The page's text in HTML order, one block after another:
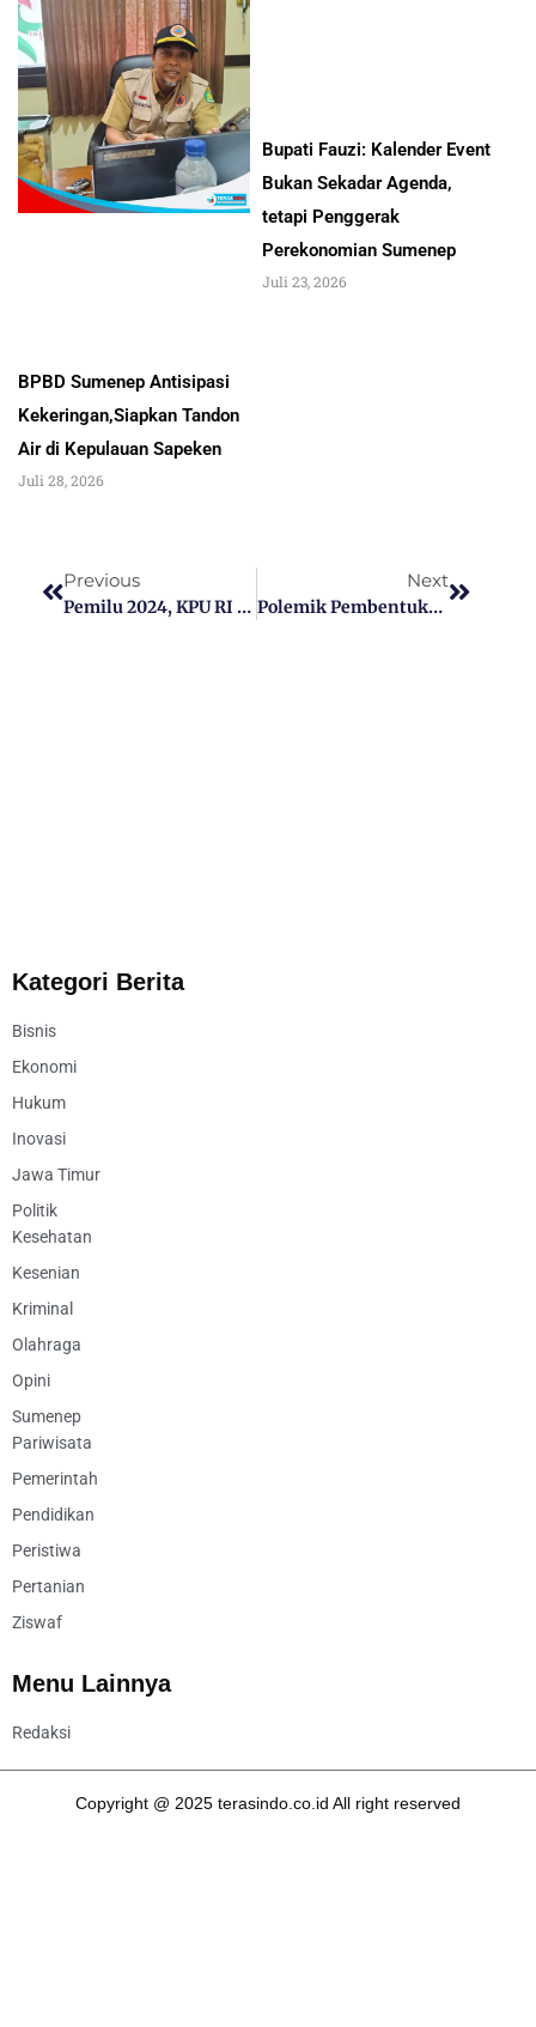
BPBD Sumenep Antisipasi
Kekeringan,Siapkan Tandon
Air di Kepulauan Sapeken
Juli 28, 2026
Bupati Fauzi: Kalender Event
Bukan Sekadar Agenda,
tetapi Penggerak
Perekonomian Sumenep
Juli 23, 2026
Previous
Pemilu 2024, KPU RI Resmi Ubah Dapil Sumenep, Berikut Rinciannya
Next
Polemik Pembentukan Sekretariat PPS Desa Sukajeruk
Kategori Berita
Bisnis
Ekonomi
Hukum
Inovasi
Jawa Timur
Politik
Kesehatan
Kesenian
Kriminal
Olahraga
Opini
Sumenep
Pariwisata
Pemerintah
Pendidikan
Peristiwa
Pertanian
Ziswaf
Menu Lainnya
Redaksi
Copyright @ 2025 terasindo.co.id All right reserved